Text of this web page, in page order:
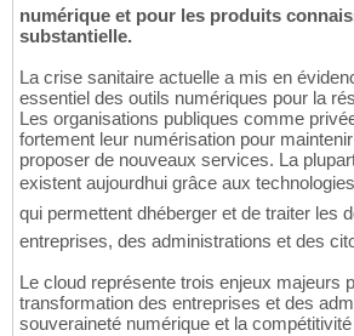
numérique et pour les produits
substantielle.
La crise sanitaire actuelle a mis en
essentiel des outils numériques pour la
Les organisations publiques comme
fortement leur numérisation pour
proposer de nouveaux services. La
existent aujourdhui grâce aux
qui permettent dhéberger et de traiter les
entreprises, des administrations et des
Le cloud représente trois enjeux majeurs
transformation des entreprises et des
souveraineté numérique et la